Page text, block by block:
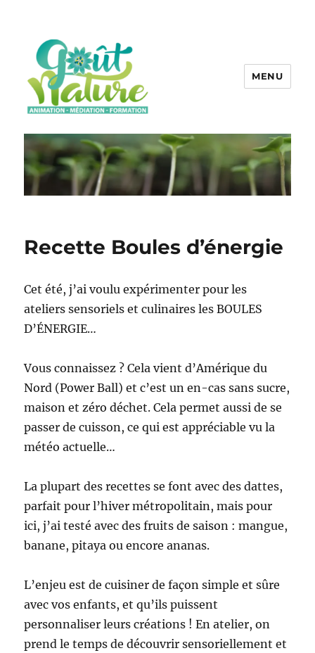
MENU
Recette Boules d’énergie
Cet été, j’ai voulu expérimenter pour les
ateliers sensoriels et culinaires les BOULES
D’ÉNERGIE…
Vous connaissez ? Cela vient d’Amérique du
Nord (Power Ball) et c’est un en-cas sans sucre,
maison et zéro déchet. Cela permet aussi de se
passer de cuisson, ce qui est appréciable vu la
météo actuelle…
La plupart des recettes se font avec des dattes,
parfait pour l’hiver métropolitain, mais pour
ici, j’ai testé avec des fruits de saison : mangue,
banane, pitaya ou encore ananas.
L’enjeu est de cuisiner de façon simple et sûre
avec vos enfants, et qu’ils puissent
personnaliser leurs créations ! En atelier, on
prend le temps de découvrir sensoriellement et